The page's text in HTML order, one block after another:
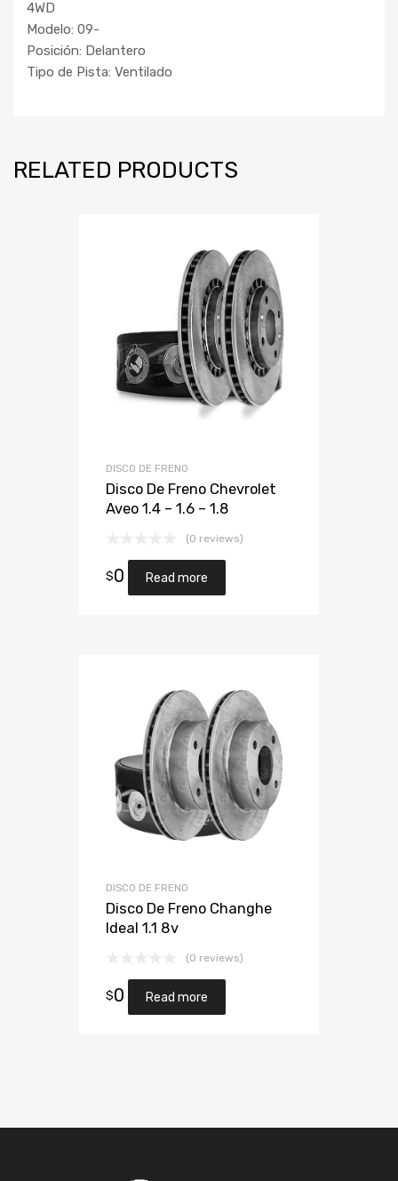
4WD
Modelo: 09-
Posición: Delantero
Tipo de Pista: Ventilado
RELATED PRODUCTS
DISCO DE FRENO
Disco De Freno Chevrolet
Aveo 1.4 – 1.6 – 1.8
(0 reviews)
$0 Read more
DISCO DE FRENO
Disco De Freno Changhe
Ideal 1.1 8v
(0 reviews)
$0 Read more